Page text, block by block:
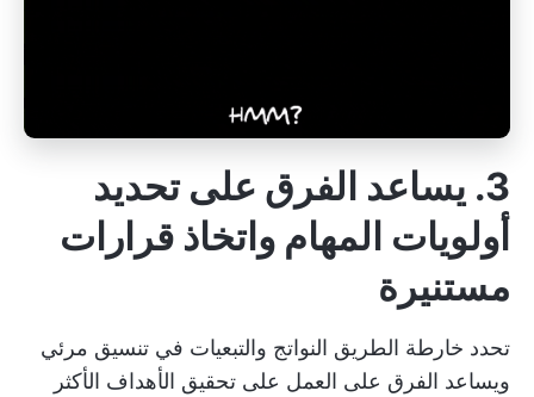
3. يساعد الفرق على تحديد
أولويات المهام واتخاذ قرارات
مستنيرة
تحدد خارطة الطريق النواتج والتبعيات في تنسيق مرئي
ويساعد الفرق على العمل على تحقيق الأهداف الأكثر